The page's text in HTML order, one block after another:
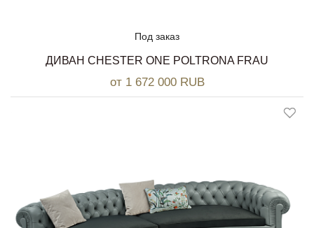
Под заказ
ДИВАН CHESTER ONE POLTRONA FRAU
от 1 672 000 RUB